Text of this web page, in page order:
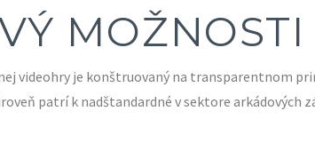
videohry je konštruovaný na transparentnom
patrí k nadštandardné v sektore arkádových